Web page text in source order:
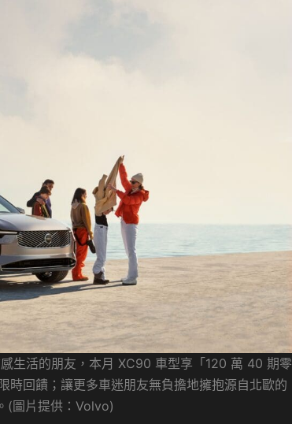
生活的朋友，本月 XC90 車型享「120 萬 40 期零
時回饋；讓更多車迷朋友無負擔地擁抱源自北歐的
(圖片提供：Volvo)